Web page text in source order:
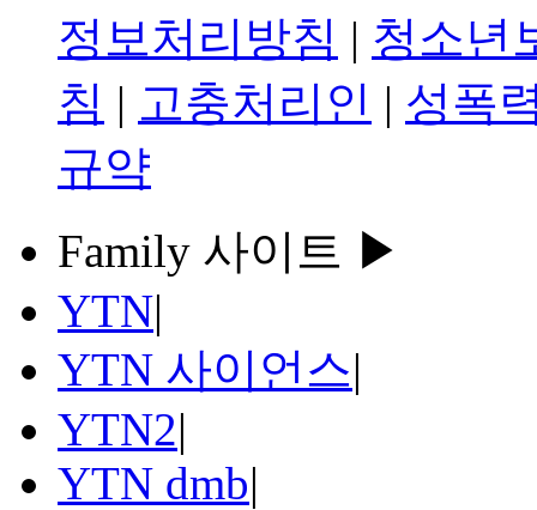
정보처리방침 | 청소년
침 | 고충처리인 | 성폭
규약
Family 사이트 ▶
YTN|
YTN 사이언스|
YTN2|
YTN dmb|